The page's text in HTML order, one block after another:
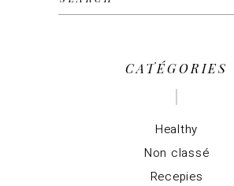
for:
CATÉGORIES
Healthy
Non classé
Recepies